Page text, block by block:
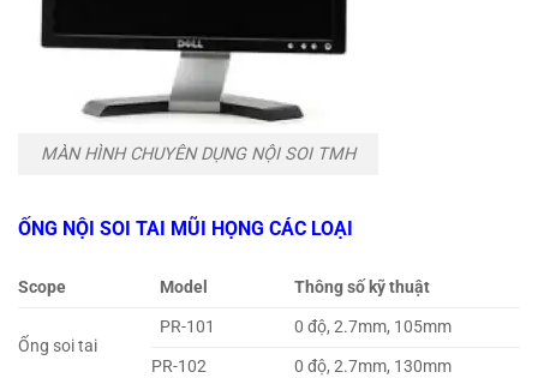
MÀN HÌNH CHUYÊN DỤNG NỘI SOI TMH
ỐNG NỘI SOI TAI MŨI HỌNG CÁC LOẠI
Scope Model Thông số kỹ thuật
Ống soi tai
PR-101
0 độ, 2.7mm, 105mm
PR-102
0 độ, 2.7mm, 130mm